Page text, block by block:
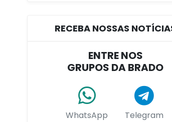
RECEBA NOSSAS
ENTRE NOS
GRUPOS DA BRADO
WhatsApp Telegram